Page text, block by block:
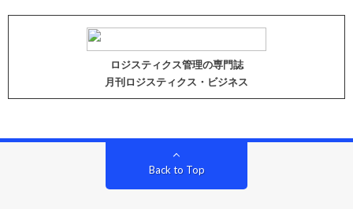
ロジスティクス管理の専門誌
月刊ロジスティクス・ビジネス
Back to Top